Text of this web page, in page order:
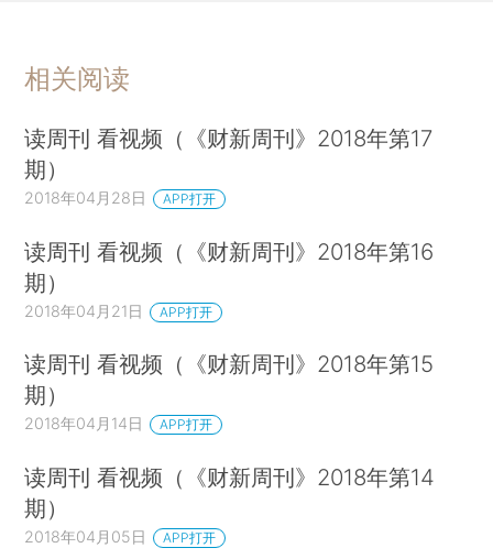
相关阅读
读周刊 看视频（《财新周刊》2018年第17
期）
2018年04月28日 APP打开
读周刊 看视频（《财新周刊》2018年第16
期）
2018年04月21日 APP打开
读周刊 看视频（《财新周刊》2018年第15
期）
2018年04月14日 APP打开
读周刊 看视频（《财新周刊》2018年第14
期）
2018年04月05日 APP打开